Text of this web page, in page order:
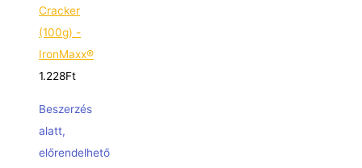
Cracker
(100g) -
IronMaxx®
1.228Ft
Beszerzés
alatt,
előrendelhető